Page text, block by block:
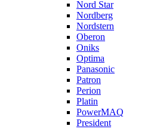
Nord Star
Nordberg
Nordstern
Oberon
Oniks
Optima
Panasonic
Patron
Perion
Platin
PowerMAQ
President